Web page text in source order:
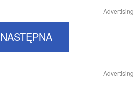
Advertising
NASTĘPNA
Advertising